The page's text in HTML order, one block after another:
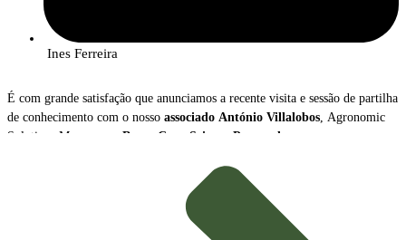
Ines Ferreira
É com grande satisfação que anunciamos a recente visita e sessão de partilha
de conhecimento com o nosso associado António Villalobos, Agronomic
Solutions Manager na Bayer Crop Science Portugal
Durante o encontro, António Villalobos apresentou uma visão abrangente
que o setor da proteção de culturas está a
atravessar, destacando dois vetores de inovação cruciais para a